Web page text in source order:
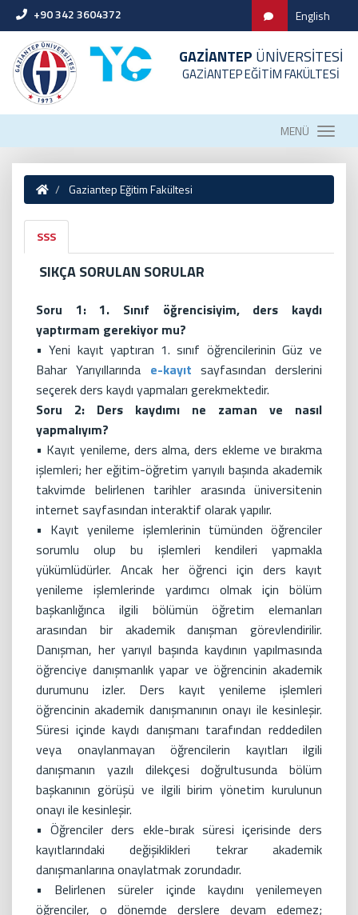
+90 342 3604372 English
GAZİANTEP ÜNİVERSİTESİ
GAZİANTEP EĞİTİM FAKÜLTESİ
MENÜ
Gaziantep Eğitim Fakültesi
SSS
SIKÇA SORULAN SORULAR
Soru 1: 1. Sınıf öğrencisiyim, ders kaydı
yaptırmam gerekiyor mu?
• Yeni kayıt yaptıran 1. sınıf öğrencilerinin Güz ve
Bahar Yarıyıllarında e-kayıt sayfasından derslerini
seçerek ders kaydı yapmaları gerekmektedir.
Soru 2: Ders kaydımı ne zaman ve nasıl
yapmalıyım?
• Kayıt yenileme, ders alma, ders ekleme ve bırakma
işlemleri; her eğitim-öğretim yarıyılı başında akademik
takvimde belirlenen tarihler arasında üniversitenin
internet sayfasından interaktif olarak yapılır.
• Kayıt yenileme işlemlerinin tümünden öğrenciler
sorumlu olup bu işlemleri kendileri yapmakla
yükümlüdürler. Ancak her öğrenci için ders kayıt
yenileme işlemlerinde yardımcı olmak için bölüm
başkanlığınca ilgili bölümün öğretim elemanları
arasından bir akademik danışman görevlendirilir.
Danışman, her yarıyıl başında kaydının yapılmasında
öğrenciye danışmanlık yapar ve öğrencinin akademik
durumunu izler. Ders kayıt yenileme işlemleri
öğrencinin akademik danışmanının onayı ile kesinleşir.
Süresi içinde kaydı danışmanı tarafından reddedilen
veya onaylanmayan öğrencilerin kayıtları ilgili
danışmanın yazılı dilekçesi doğrultusunda bölüm
başkanının görüşü ve ilgili birim yönetim kurulunun
onayı ile kesinleşir.
• Öğrenciler ders ekle-bırak süresi içerisinde ders
kayıtlarındaki değişiklikleri tekrar akademik
danışmanlarına onaylatmak zorundadır.
• Belirlenen süreler içinde kaydını yenilemeyen
öğrenciler, o dönemde derslere devam edemez;